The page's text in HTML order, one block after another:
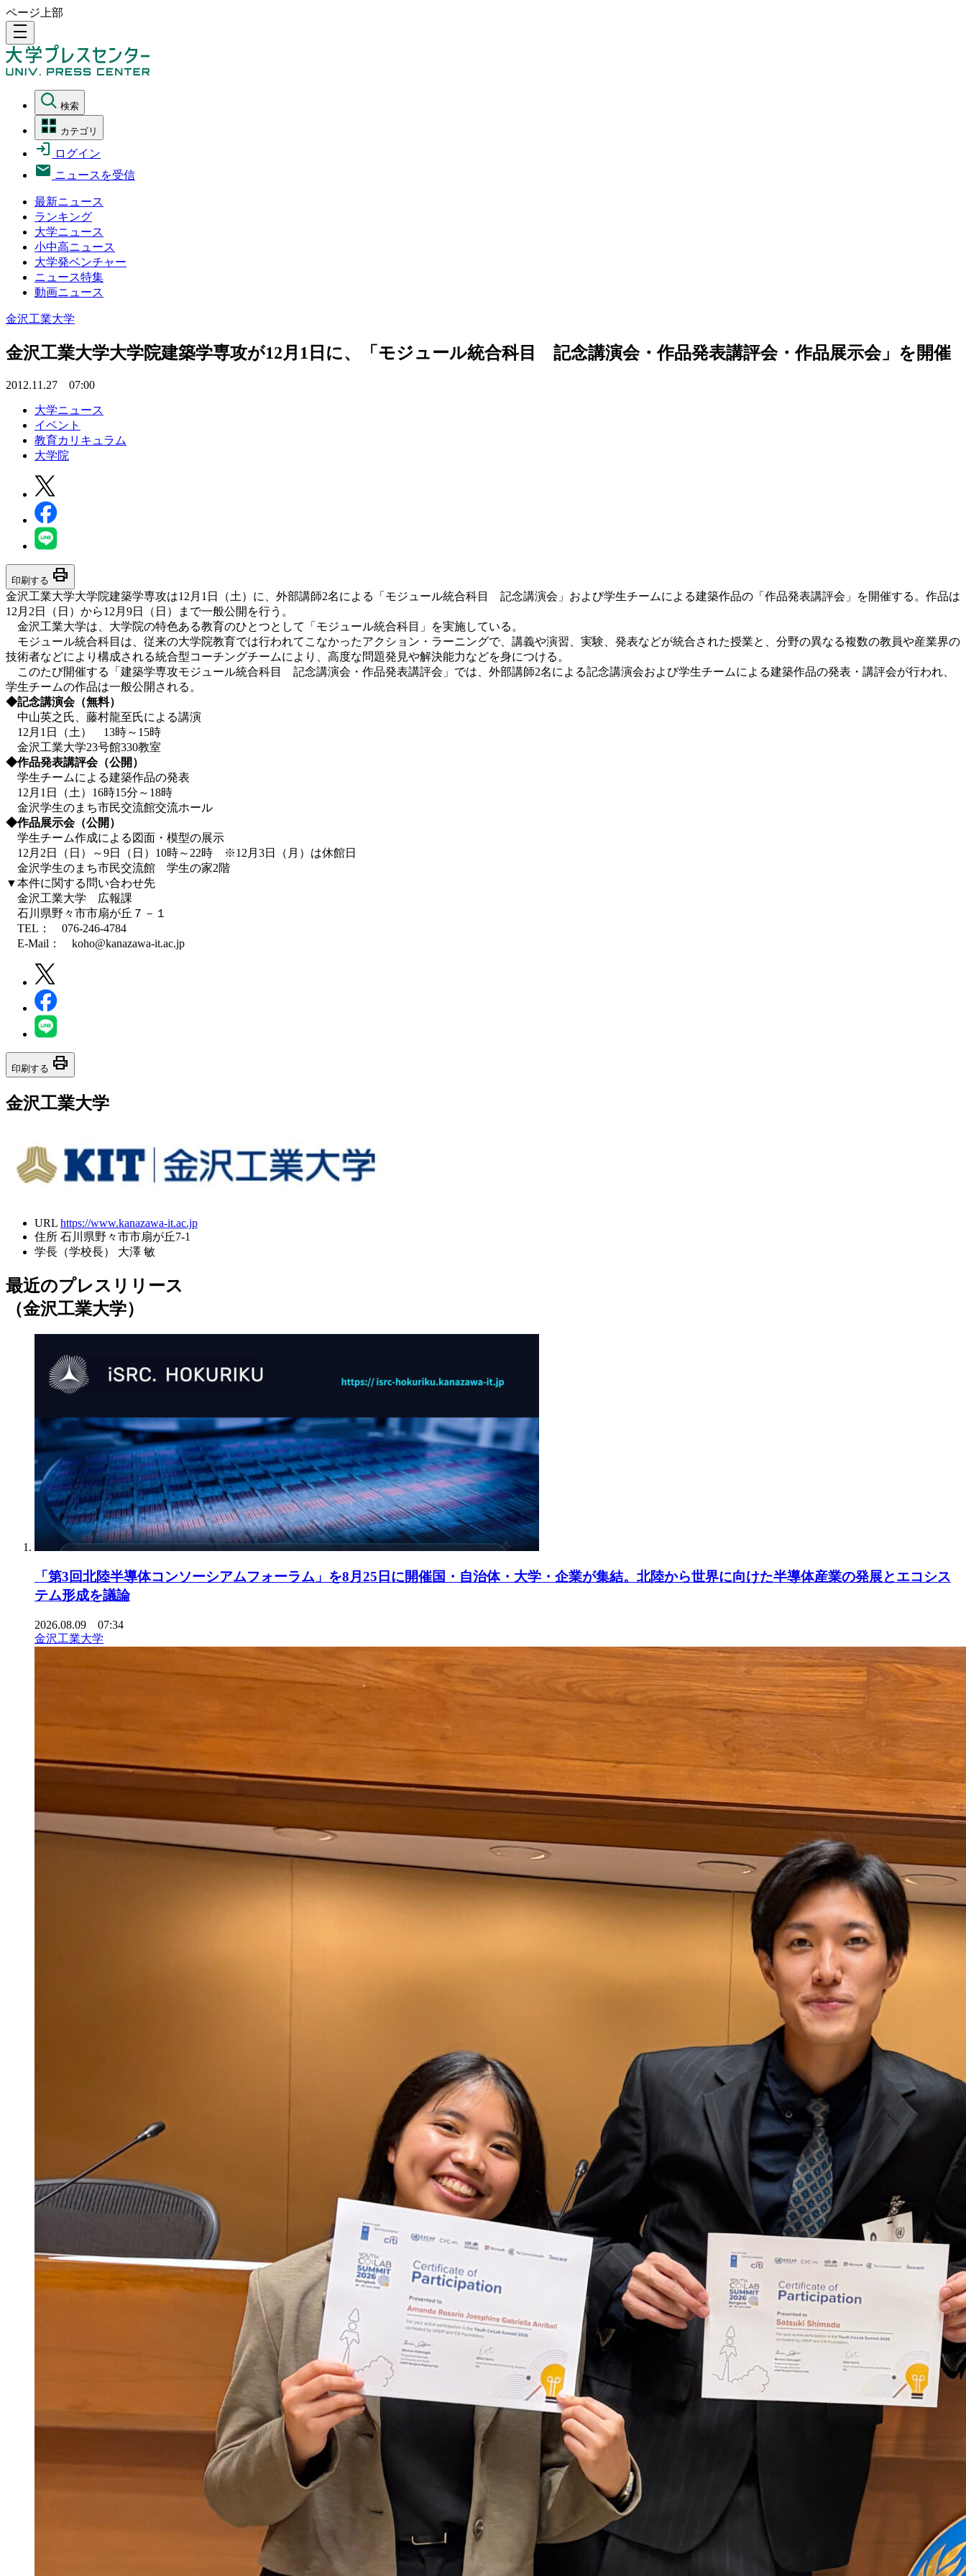
ページ上部
density_medium
検索
カテゴリ
ログイン
ニュースを受信
最新ニュース
ランキング
大学ニュース
小中高ニュース
大学発ベンチャー
ニュース特集
動画ニュース
金沢工業大学
金沢工業大学大学院建築学専攻が12月1日に、「モジュール統合科目 記念講演会・作品発表講評会・作品展示会」を開催
2012.11.27 07:00
大学ニュース
イベント
教育カリキュラム
大学院
印刷する print
金沢工業大学大学院建築学専攻は12月1日（土）に、外部講師2名による「モジュール統合科目 記念講演会」および学生チームによる建築作品の「作品発表講評会」を開催する。作品は
12月2日（日）から12月9日（日）まで一般公開を行う。
金沢工業大学は、大学院の特色ある教育のひとつとして「モジュール統合科目」を実施している。
モジュール統合科目は、従来の大学院教育では行われてこなかったアクション・ラーニングで、講義や演習、実験、発表などが統合された授業と、分野の異なる複数の教員や産業界の
技術者などにより構成される統合型コーチングチームにより、高度な問題発見や解決能力などを身につける。
このたび開催する「建築学専攻モジュール統合科目 記念講演会・作品発表講評会」では、外部講師2名による記念講演会および学生チームによる建築作品の発表・講評会が行われ、
学生チームの作品は一般公開される。
◆記念講演会（無料）
中山英之氏、藤村龍至氏による講演
12月1日（土） 13時～15時
金沢工業大学23号館330教室
◆作品発表講評会（公開）
学生チームによる建築作品の発表
12月1日（土）16時15分～18時
金沢学生のまち市民交流館交流ホール
◆作品展示会（公開）
学生チーム作成による図面・模型の展示
12月2日（日）～9日（日）10時～22時 ※12月3日（月）は休館日
金沢学生のまち市民交流館 学生の家2階
▼本件に関する問い合わせ先
金沢工業大学 広報課
石川県野々市市扇が丘７－１
TEL： 076-246-4784
E-Mail： koho@kanazawa-it.ac.jp
印刷する print
金沢工業大学
URL https://www.kanazawa-it.ac.jp
住所 石川県野々市市扇が丘7-1
学長（学校長）
大澤 敏
最近のプレスリリース
（金沢工業大学）
「第3回北陸半導体コンソーシアムフォーラム」を8月25日に開催国・自治体・大学・企業が集結。北陸から世界に向けた半導体産業の発展とエコシス
テム形成を議論
2026.08.09 07:34
金沢工業大学